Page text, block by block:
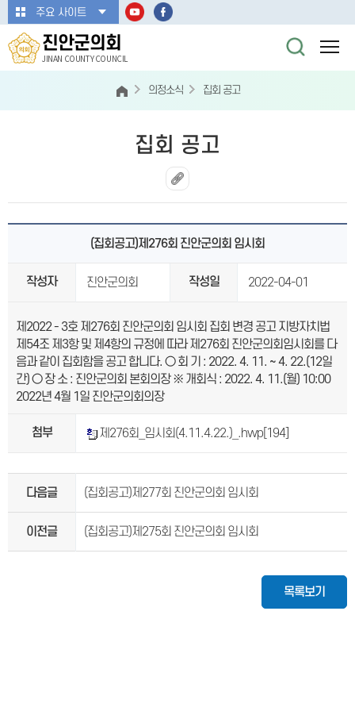
본문바로가기
주요 사이트
진안군의회
JINAN COUNTY COUNCIL
의정소식 집회 공고
집회 공고
(집회공고)제276회 진안군의회 임시회
작성자 진안군의회 작성일 2022-04-01
제2022 - 3호 제276회 진안군의회 임시회 집회 변경 공고 지방자치법
제54조 제3항 및 제4항의 규정에 따라 제276회 진안군의회임시회를 다
음과 같이 집회함을 공고 합니다. ○ 회 기 : 2022. 4. 11. ~ 4. 22.(12일
간) ○ 장 소 : 진안군의회 본회의장 ※ 개회식 : 2022. 4. 11.(월) 10:00
2022년 4월 1일 진안군의회의장
첨부 제276회_임시회(4.11.4.22.)_.hwp [194]
다음글 (집회공고)제277회 진안군의회 임시회
이전글 (집회공고)제275회 진안군의회 임시회
목록보기